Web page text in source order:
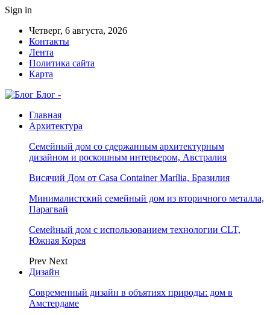
Sign in
Четверг, 6 августа, 2026
Контакты
Лента
Политика сайта
Карта
Блог -
Главная
Архитектура
Семейный дом со сдержанным архитектурным
дизайном и роскошным интерьером, Австралия
Висячий Дом от Casa Container Marília, Бразилия
Минималистский семейный дом из вторичного металла,
Парагвай
Семейный дом с использованием технологии CLT,
Южная Корея
Prev Next
Дизайн
Современный дизайн в объятиях природы: дом в
Амстердаме